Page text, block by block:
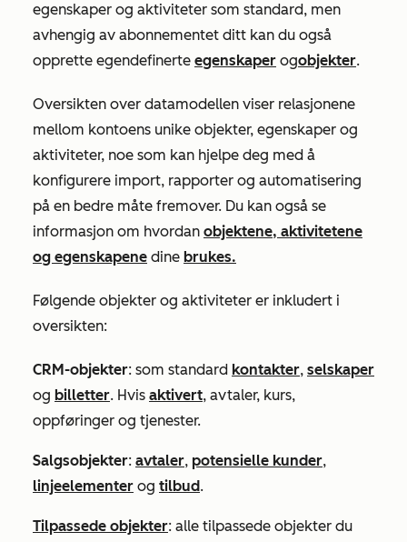
egenskaper og aktiviteter som standard, men
avhengig av abonnementet ditt kan du også
opprette egendefinerte egenskaper ogobjekter.
Oversikten over datamodellen viser relasjonene
mellom kontoens unike objekter, egenskaper og
aktiviteter, noe som kan hjelpe deg med å
konfigurere import, rapporter og automatisering
på en bedre måte fremover. Du kan også se
informasjon om hvordan objektene, aktivitetene
og egenskapene dine brukes.
Følgende objekter og aktiviteter er inkludert i
oversikten:
CRM-objekter: som standard kontakter, selskaper
og billetter. Hvis aktivert, avtaler, kurs,
oppføringer og tjenester.
Salgsobjekter: avtaler, potensielle kunder,
linjeelementer og tilbud.
Tilpassede objekter: alle tilpassede objekter du